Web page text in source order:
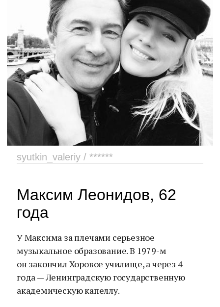
syutkin_valeriy / ******
Максим Леонидов, 62
года
У Максима за плечами серьезное
музыкальное образование. В 1979-м
он закончил Хоровое училище, а через 4
года — Ленинградскую государственную
академическую капеллу.